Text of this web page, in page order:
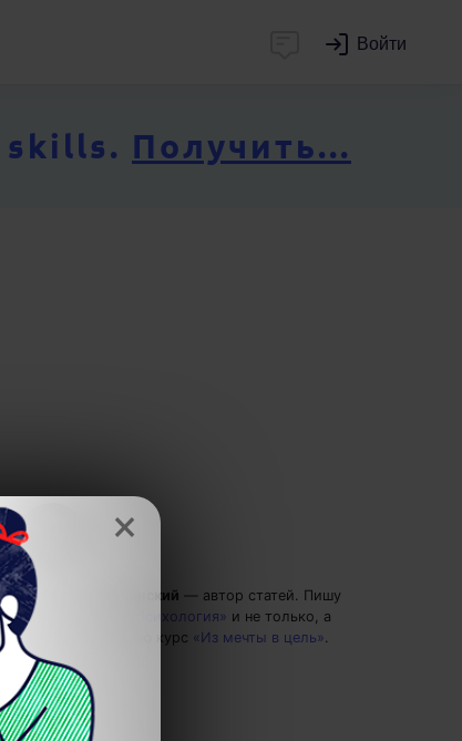
Войти
skills. Получить...
Григорий Кшеминский — автор статей. Пишу
статьи по теме
«Психология» и не только, а
также рекомендую курс «Из мечты в цель».
×